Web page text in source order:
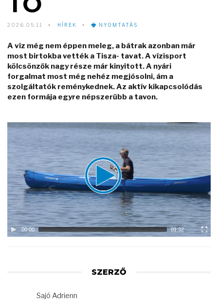
2026.05.11 HÍREK NYOMTATÁS
A víz még nem éppen meleg, a bátrak azonban már
most birtokba vették a Tisza- tavat. A vízisport
kölcsönzők nagy része már kinyitott. A nyári
forgalmat most még nehéz megjósolni, ám a
szolgáltatók reménykednek. Az aktív kikapcsolódás
ezen formája egyre népszerűbb a tavon.
Video
Player
00:00 01:32
SZERZŐ
Sajó Adrienn